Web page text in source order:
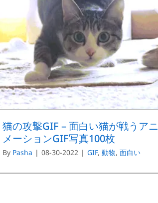
猫の攻撃GIF – 面白い猫が戦うアニ
メーションGIF写真100枚
By Pasha | 08-30-2022 | GIF, 動物, 面白い